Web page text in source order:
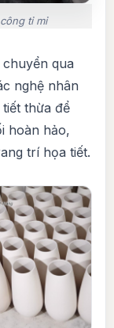
tỉ mỉ
qua
nghệ nhân
thừa để
hoàn hảo,
trí họa tiết.